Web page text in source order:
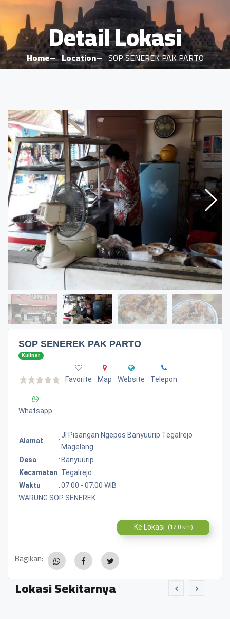
Detail Lokasi
Home Location SOP SENEREK PAK PARTO
SOP SENEREK PAK PARTO
Kuliner
Favorite Map Website Telepon
Whatsapp
Alamat :
Jl Pisangan Ngepos Banyuurip Tegalrejo
Magelang
Desa
: Banyuurip
Kecamatan : Tegalrejo
Waktu
:07:00 - 07:00 WIB
WARUNG SOP SENEREK
Ke Lokasi (12.0 km)
Bagikan:
Lokasi Sekitarnya